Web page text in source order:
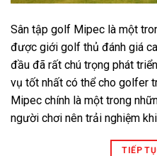
Sân tập golf Mipec là một
được giới golf thủ đánh giá
đầu đã rất chú trọng phát
vụ tốt nhất có thể cho golfer
Mipec chính là một trong
người chơi nên trải nghiệm
TIẾP